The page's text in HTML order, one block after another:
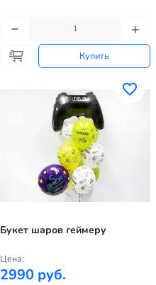
Купить
Букет шаров геймеру
Цена:
2990 руб.